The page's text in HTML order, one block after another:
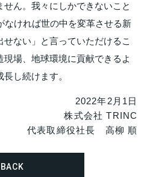
ん。我々にしかできないこと
なければ世の中を変革させる新
ない」と言っていただけるこ
場、地球環境に貢献できるよ
し続けます。
2022年2月1日
株式会社 TRINC
代表取締役社長 高柳 順
BACK